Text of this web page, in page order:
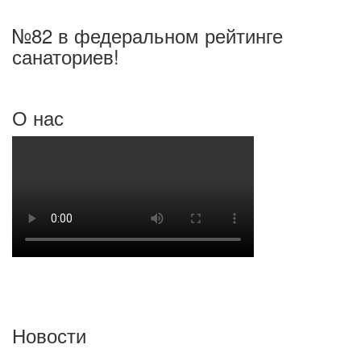
№82 в федеральном рейтинге
санаториев!
О нас
Новости